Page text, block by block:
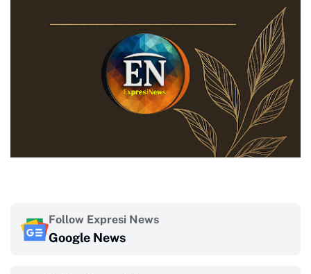
Follow Expresi News
Google News